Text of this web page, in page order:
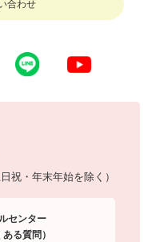
合わせ
祝・年末年始を除く）
センター
ある質問）